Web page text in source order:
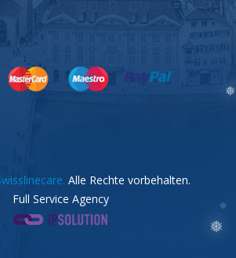
Alle Rechte vorbehalten.
Full Service Agency
❅